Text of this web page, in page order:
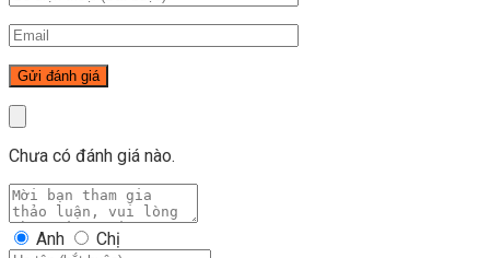
Chưa có đánh giá nào.
Anh Chị